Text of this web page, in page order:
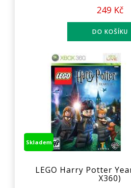
249 Kč
Skladem
LEGO Harry Potter
X360)